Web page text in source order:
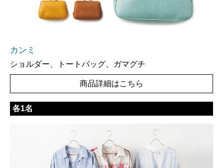
カンミ
ショルダー、トートバッグ、ガマグチ
商品詳細はこちら
各1名